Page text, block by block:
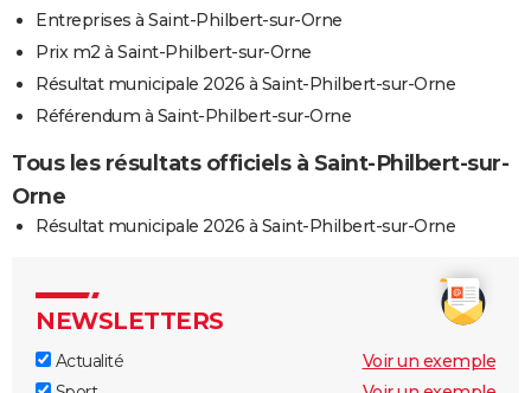
Entreprises à Saint-Philbert-sur-Orne
Prix m2 à Saint-Philbert-sur-Orne
Résultat municipale 2026 à Saint-Philbert-sur-Orne
Référendum à Saint-Philbert-sur-Orne
Tous les résultats officiels à Saint-Philbert-sur-
Orne
Résultat municipale 2026 à Saint-Philbert-sur-Orne
NEWSLETTERS
Actualité
Voir un exemple